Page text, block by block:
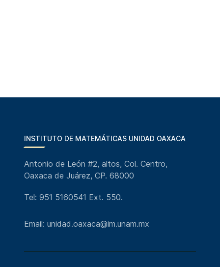
INSTITUTO DE MATEMÁTICAS UNIDAD OAXACA
Antonio de León #2, altos, Col. Centro,
Oaxaca de Juárez, CP. 68000
Tel: 951 5160541 Ext. 550.
Email: unidad.oaxaca@im.unam.mx